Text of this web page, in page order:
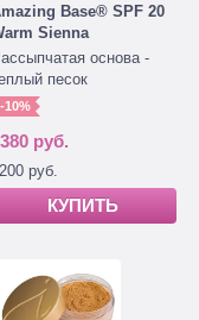
Base® SPF 20
Sienna
основа -
песок
-10%
руб.
руб.
КУПИТЬ